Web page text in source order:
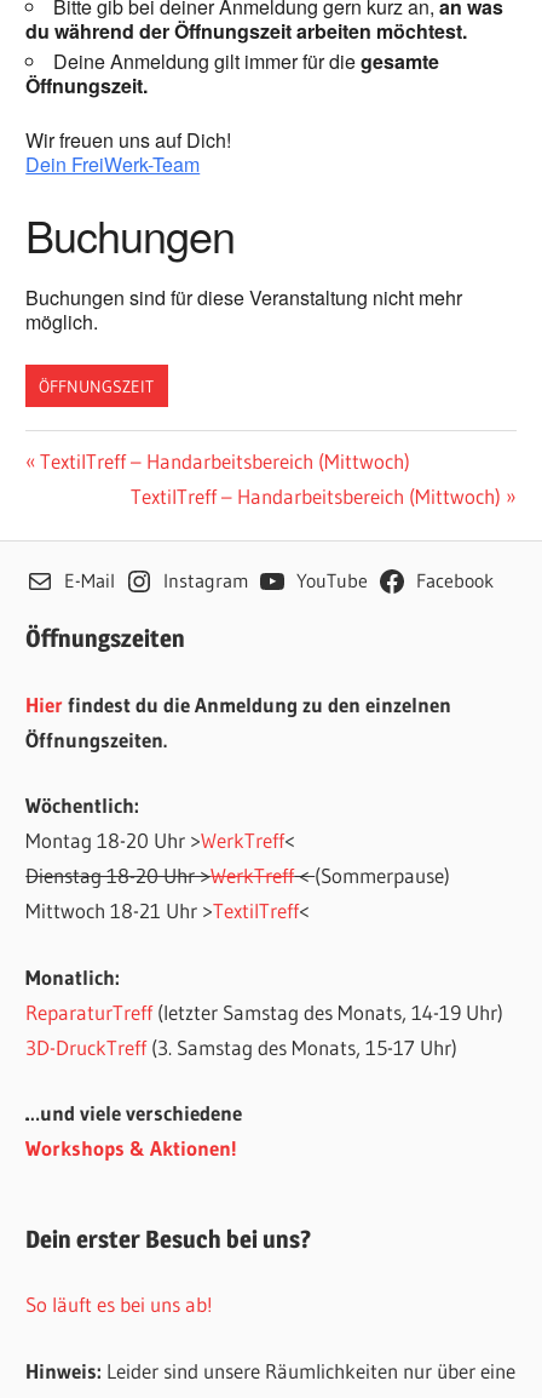
Bitte gib bei deiner Anmeldung gern kurz an,an was
du während der Öffnungszeit arbeiten möchtest.
Deine Anmeldung gilt immer für diegesamte
Öffnungszeit.
Wir freuen uns auf Dich!
Dein FreiWerk-Team
Buchungen
Buchungen sind für diese Veranstaltung nicht mehr
möglich.
ÖFFNUNGSZEIT
Beitragsnavigation
Vorheriger
TextilTreff – Handarbeitsbereich (Mittwoch)
Nächster
TextilTreff – Handarbeitsbereich (Mittwoch)
E-Mail Instagram YouTube Facebook
Öffnungszeiten
Hierfindest du die Anmeldung zu den einzelnen
Öffnungszeiten.
Wöchentlich:
Montag 18-20 Uhr >WerkTreff<
Dienstag 18-20 Uhr >WerkTreff<(Sommerpause)
Mittwoch 18-21 Uhr >TextilTreff<
Monatlich:
ReparaturTreff(letzter Samstag des Monats, 14-19 Uhr)
3D-DruckTreff(3. Samstag des Monats, 15-17 Uhr)
…und viele verschiedene
Workshops & Aktionen!
Dein erster Besuch bei uns?
So läuft es bei uns ab!
Hinweis: Leider sind unsere Räumlichkeiten nur über eine